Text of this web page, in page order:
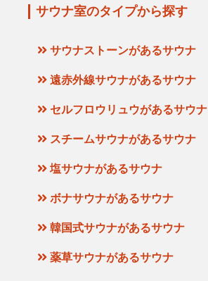
サウナ室のタイプから探す
サウナストーンがあるサウナ
遠赤外線サウナがあるサウナ
セルフロウリュウがあるサウナ
スチームサウナがあるサウナ
塩サウナがあるサウナ
ボナサウナがあるサウナ
韓国式サウナがあるサウナ
薬草サウナがあるサウナ